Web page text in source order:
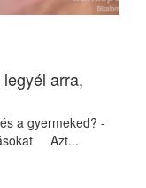
arra,
a gyermeked? -
Azt...